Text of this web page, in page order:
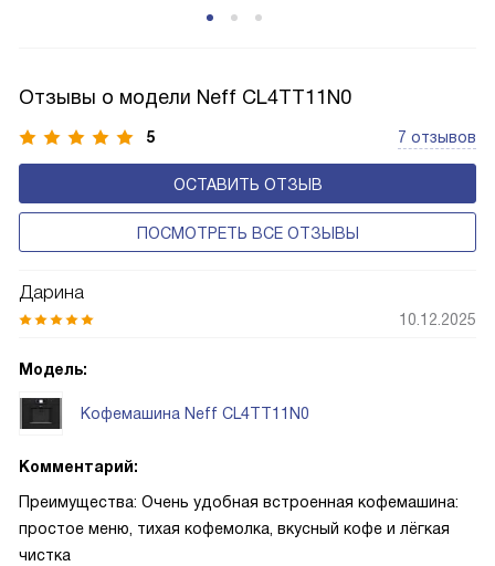
Отзывы о модели Neff CL4TT11N0
5 7 отзывов
ОСТАВИТЬ ОТЗЫВ
ПОСМОТРЕТЬ ВСЕ ОТЗЫВЫ
Дарина
10.12.2025
Модель:
Кофемашина Neff CL4TT11N0
Комментарий:
Преимущества: Очень удобная встроенная кофемашина:
простое меню, тихая кофемолка, вкусный кофе и лёгкая
чистка